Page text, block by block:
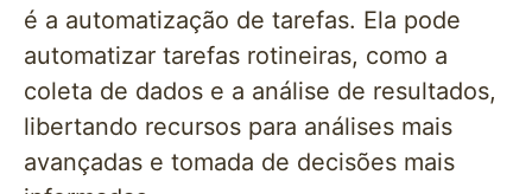
é a automatização de tarefas. Ela pode
automatizar tarefas rotineiras, como a
coleta de dados e a análise de resultados,
libertando recursos para análises mais
avançadas e tomada de decisões mais